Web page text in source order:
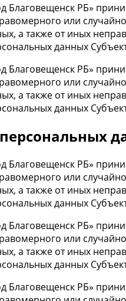
Благовещенск РБ»
или
а также от иных
данных
Благовещенск РБ»
или
а также от иных
данных
Благовещенск РБ»
или
а также от иных
данных
Благовещенск РБ»
или
а также от иных
данных
Благовещенск РБ»